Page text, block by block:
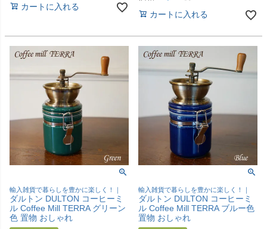
カートに入れる
カートに入れる
輸入雑貨で暮らしを豊かに楽しく！｜
ダルトン DULTON コーヒーミ
ル Coffee Mill TERRA グリーン
色 置物 おしゃれ
輸入雑貨で暮らしを豊かに楽しく！｜
ダルトン DULTON コーヒーミ
ル Coffee Mill TERRA ブルー色
置物 おしゃれ